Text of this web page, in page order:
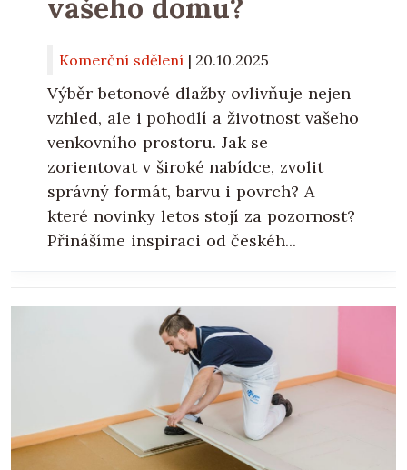
vašeho domu?
Komerční sdělení | 20.10.2025
Výběr betonové dlažby ovlivňuje nejen
vzhled, ale i pohodlí a životnost vašeho
venkovního prostoru. Jak se
zorientovat v široké nabídce, zvolit
správný formát, barvu i povrch? A
které novinky letos stojí za pozornost?
Přinášíme inspiraci od českéh...